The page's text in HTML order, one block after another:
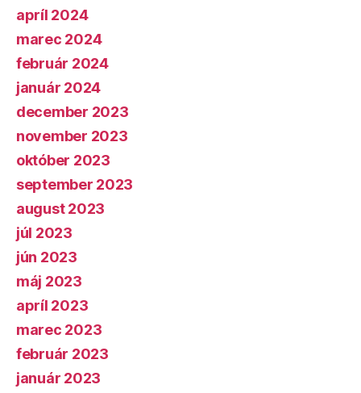
apríl 2024
marec 2024
február 2024
január 2024
december 2023
november 2023
október 2023
september 2023
august 2023
júl 2023
jún 2023
máj 2023
apríl 2023
marec 2023
február 2023
január 2023